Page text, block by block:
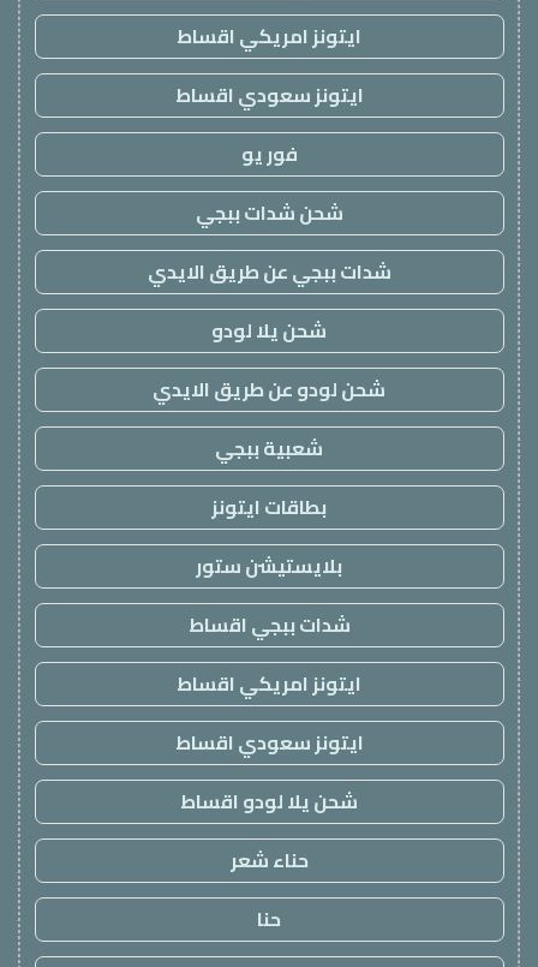
ايتونز امريكي اقساط
ايتونز سعودي اقساط
فور يو
شحن شدات ببجي
شدات ببجي عن طريق الايدي
شحن يلا لودو
شحن لودو عن طريق الايدي
شعبية ببجي
بطاقات ايتونز
بلايستيشن ستور
شدات ببجي اقساط
ايتونز امريكي اقساط
ايتونز سعودي اقساط
شحن يلا لودو اقساط
حناء شعر
حنا